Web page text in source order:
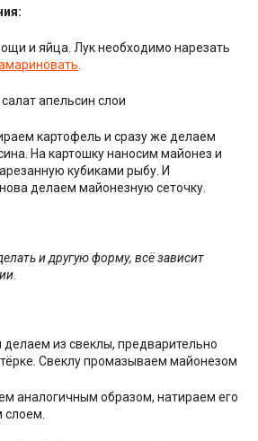
и яйца. Лук необходимо нарезать
картофель и сразу же делаем
На картошку наносим майонез и
кубиками рыбу. И
делаем майонезную сеточку.
и другую форму, всё зависит
из свеклы, предварительно
Свеклу промазываем майонезом
аналогичным образом, натираем его